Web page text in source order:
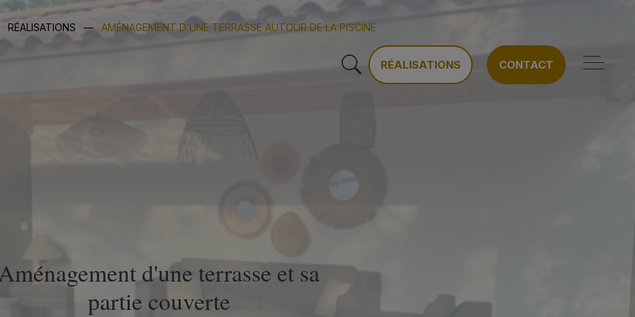
RÉALISATIONS
CONTACT
RÉALISATIONS — AMÉNAGEMENT D’UNE TERRASSE AUTOUR DE LA PISCINE
d'une terrasse et sa
partie couverte